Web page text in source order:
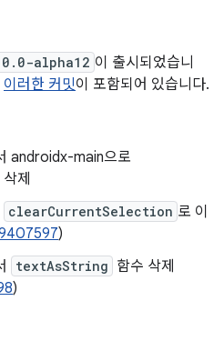
alpha12 이 출시되었습니
이러한 커밋이 포함되어 있습니다.
androidx-main으로
제
clearCurrentSelection 로 이
)
textAsString 함수 삭제
)